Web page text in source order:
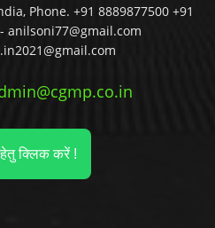
Phone. +91 8889877500 +91
anilsoni77@gmail.com
हेतु क्लिक करें !